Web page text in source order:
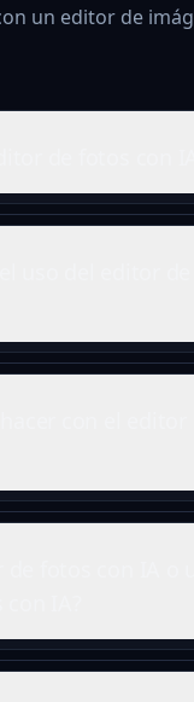
un editor de